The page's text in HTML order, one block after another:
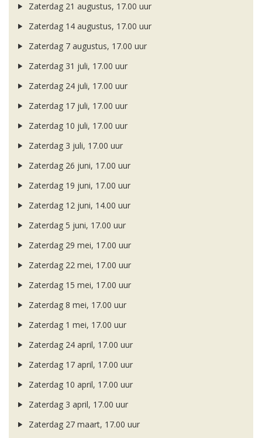
Zaterdag 21 augustus, 17.00 uur
Zaterdag 14 augustus, 17.00 uur
Zaterdag 7 augustus, 17.00 uur
Zaterdag 31 juli, 17.00 uur
Zaterdag 24 juli, 17.00 uur
Zaterdag 17 juli, 17.00 uur
Zaterdag 10 juli, 17.00 uur
Zaterdag 3 juli, 17.00 uur
Zaterdag 26 juni, 17.00 uur
Zaterdag 19 juni, 17.00 uur
Zaterdag 12 juni, 14.00 uur
Zaterdag 5 juni, 17.00 uur
Zaterdag 29 mei, 17.00 uur
Zaterdag 22 mei, 17.00 uur
Zaterdag 15 mei, 17.00 uur
Zaterdag 8 mei, 17.00 uur
Zaterdag 1 mei, 17.00 uur
Zaterdag 24 april, 17.00 uur
Zaterdag 17 april, 17.00 uur
Zaterdag 10 april, 17.00 uur
Zaterdag 3 april, 17.00 uur
Zaterdag 27 maart, 17.00 uur